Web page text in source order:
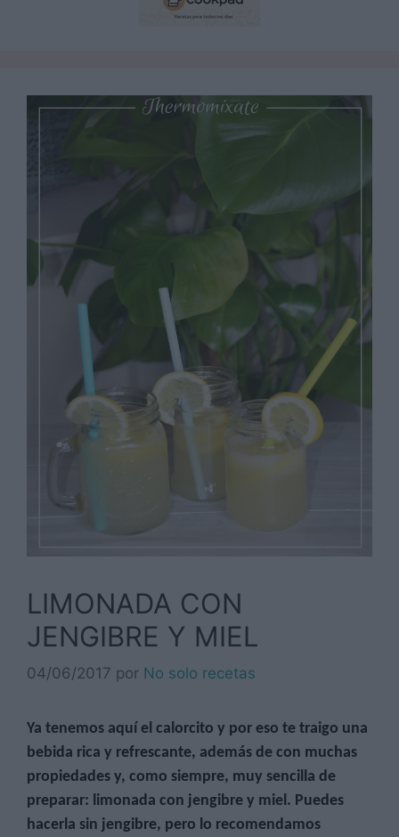
LIMONADA CON
JENGIBRE Y MIEL
04/06/2017 por No solo recetas
Ya tenemos aquí el calorcito y por eso te traigo una
bebida rica y refrescante, además de con muchas
propiedades y, como siempre, muy sencilla de
preparar: limonada con jengibre y miel. Puedes
hacerla sin jengibre, pero lo recomendamos